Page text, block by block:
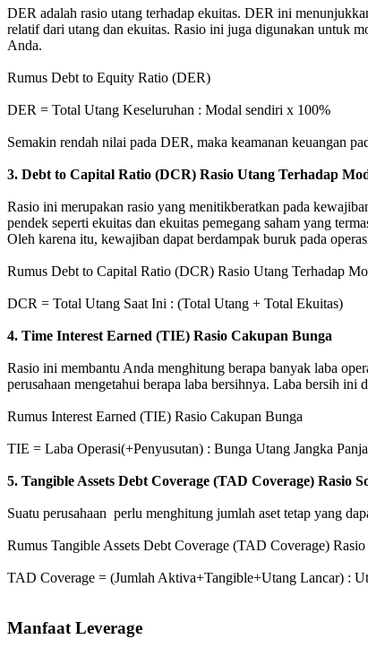
DER adalah rasio utang terhadap ekuitas. DER ini
relatif dari utang dan ekuitas. Rasio ini juga digunakan untuk
Anda.
Rumus Debt to Equity Ratio (DER)
DER = Total Utang Keseluruhan : Modal sendiri x 100%
Semakin rendah nilai pada DER, maka keamanan keuangan
3. Debt to Capital Ratio (DCR) Rasio Utang Terhadap
Rasio ini merupakan rasio yang menitikberatkan pada
pendek seperti ekuitas dan ekuitas pemegang saham yang
Oleh karena itu, kewajiban dapat berdampak buruk pada
Rumus Debt to Capital Ratio (DCR) Rasio Utang Terhadap
DCR = Total Utang Saat Ini : (Total Utang + Total Ekuitas)
4. Time Interest Earned (TIE) Rasio Cakupan Bunga
Rasio ini membantu Anda menghitung berapa banyak laba
perusahaan mengetahui berapa laba bersihnya. Laba bersih ini
Rumus Interest Earned (TIE) Rasio Cakupan Bunga
TIE = Laba Operasi(+Penyusutan) : Bunga Utang Jangka
5. Tangible Assets Debt Coverage (TAD Coverage) Rasio
Suatu perusahaan perlu menghitung jumlah aset tetap yang
Rumus Tangible Assets Debt Coverage (TAD Coverage)
TAD Coverage = (Jumlah Aktiva+Tangible+Utang Lancar) :
Manfaat Leverage